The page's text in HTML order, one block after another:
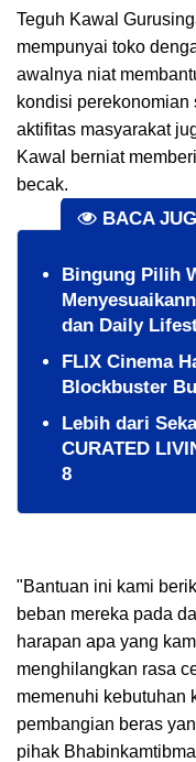
Teguh Kawal
mempunyai toko
awalnya niat
kondisi
aktifitas masyarakat
Kawal berniat
becak.
BACA
Bingung Pilih
dan Daily
FLIX Cinema
Blockbuster
Lebih dari
CURATED
8
"Bantuan ini kami
beban mereka pada
harapan apa yang
menghilangkan rasa
memenuhi kebutuhan
pembangian beras
pihak